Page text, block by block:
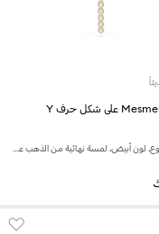
قطع متنوع، لون أبيض، لمسة نهائية من الذهب عيار 18 قيراط